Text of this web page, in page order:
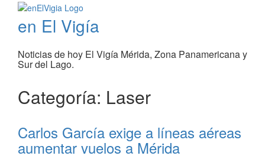
en El Vigía
Noticias de hoy El Vigía Mérida, Zona Panamericana y
Sur del Lago.
Categoría: Laser
Carlos García exige a líneas aéreas
aumentar vuelos a Mérida